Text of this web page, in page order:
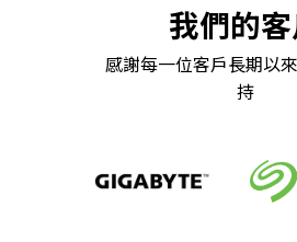
我們的客
感謝每一位客戶長期以
持